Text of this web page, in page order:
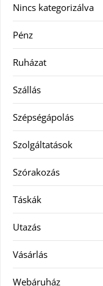
Nincs kategorizálva
Pénz
Ruházat
Szállás
Szépségápolás
Szolgáltatások
Szórakozás
Táskák
Utazás
Vásárlás
Webáruház